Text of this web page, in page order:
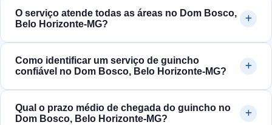
O serviço atende todas as áreas no Dom Bosco,
Belo Horizonte‑MG?
Como identificar um serviço de guincho
confiável no Dom Bosco, Belo Horizonte‑MG?
Qual o prazo médio de chegada do guincho no
Dom Bosco, Belo Horizonte‑MG?